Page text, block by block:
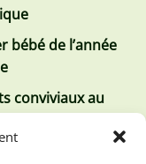
bébé de l’année
conviviaux au